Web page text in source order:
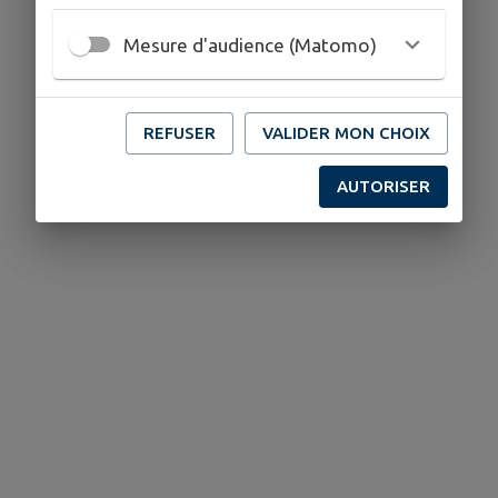
Mesure d'audience (Matomo)
REFUSER VALIDER MON CHOIX
AUTORISER